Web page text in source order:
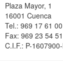
Plaza Mayor, 1
16001 Cuenca
Tel.: 969 17 61 00
Fax: 969 23 54 51
C.I.F.: P-